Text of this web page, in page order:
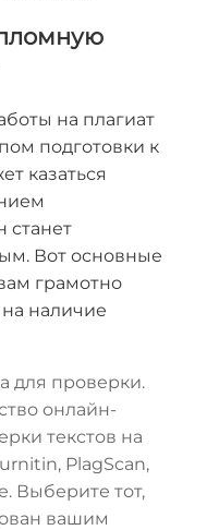
на плагиат
подготовки к
казаться
станет
Вот основные
грамотно
наличие
для проверки.
онлайн-
текстов на
PlagScan,
Выберите тот,
вашим